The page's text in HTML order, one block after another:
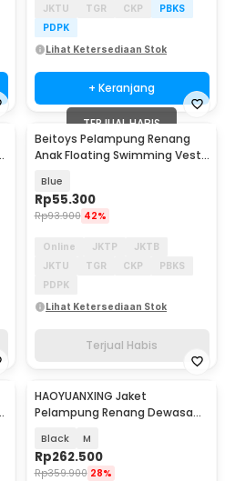
JKTU
TGR CKP
PBKS
PDPK
Lihat Ketersediaan Stok
+ Keranjang
TERJUAL HABIS
Beitoys Pelampung Renang
Anak Floating Swimming Vest
Blue
Rp55.300
Rp93.900 42%
Online JKTP
JKTB
JKTU
TGR CKP
PBKS
PDPK
Lihat Ketersediaan Stok
Terjual Habis
HAOYUANXING Jaket
Pelampung Renang Dewasa
JR-38
Black M
Rp262.500
Rp359.900 28%